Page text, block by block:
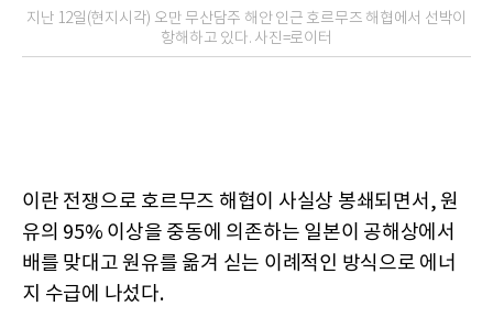
지난 12일(현지시각) 오만 무산담주 해안 인근 호르무즈 해협에서 선박이
항해하고 있다. 사진=로이터
이란 전쟁으로 호르무즈 해협이 사실상 봉쇄되면서, 원
유의 95% 이상을 중동에 의존하는 일본이 공해상에서
배를 맞대고 원유를 옮겨 싣는 이례적인 방식으로 에너
지 수급에 나섰다.